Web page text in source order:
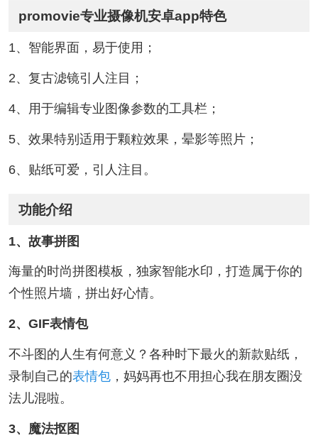
promovie专业摄像机安卓app特色
1、智能界面，易于使用；
2、复古滤镜引人注目；
4、用于编辑专业图像参数的工具栏；
5、效果特别适用于颗粒效果，晕影等照片；
6、贴纸可爱，引人注目。
功能介绍
1、故事拼图
海量的时尚拼图模板，独家智能水印，打造属于你的
个性照片墙，拼出好心情。
2、GIF表情包
不斗图的人生有何意义？各种时下最火的新款贴纸，
录制自己的表情包，妈妈再也不用担心我在朋友圈没
法儿混啦。
3、魔法抠图